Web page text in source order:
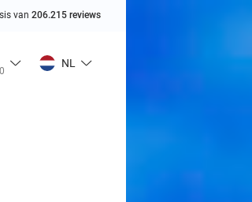
van 206.215 reviews
NL